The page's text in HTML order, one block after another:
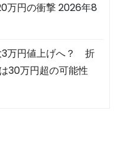
万円の衝撃2026年8
3万円値上げへ？ 折
30万円超の可能性